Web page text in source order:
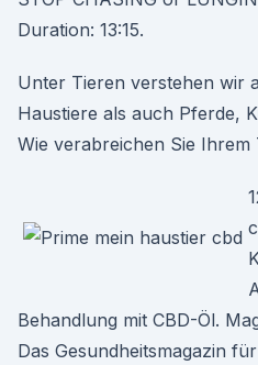
Duration: 13:15.
Unter Tieren verstehen wir
Haustiere als auch Pferde,
Wie verabreichen Sie Ihrem
Behandlung mit CBD-Öl.
Das Gesundheitsmagazin